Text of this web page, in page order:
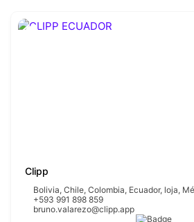
Clipp
Bolivia, Chile, Colombia, Ecuador, loja,
+593 991 898 859
bruno.valarezo@clipp.app